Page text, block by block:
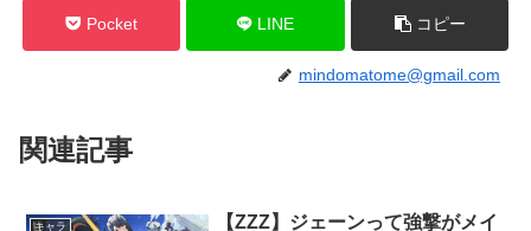
Pocket LINE コピー
mindomatome@gmail.com
関連記事
キャラ
【ZZZ】ジェーンって強撃がメイ